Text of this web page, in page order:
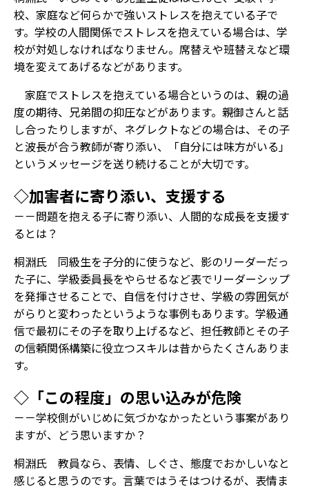
校、家庭など何らかで強いストレスを抱えている子で
す。学校の人間関係でストレスを抱えている場合は、学
校が対処しなければなりません。席替えや班替えなど環
境を変えてあげるなどがあります。
家庭でストレスを抱えている場合というのは、親の過
度の期待、兄弟間の抑圧などがあります。親御さんと話
し合ったりしますが、ネグレクトなどの場合は、その子
と波長が合う教師が寄り添い、「自分には味方がいる」
というメッセージを送り続けることが大切です。
◇加害者に寄り添い、支援する
－－問題を抱える子に寄り添い、人間的な成長を支援す
るとは？
桐淵氏 同級生を子分的に使うなど、影のリーダーだっ
た子に、学級委員長をやらせるなど表でリーダーシップ
を発揮させることで、自信を付けさせ、学級の雰囲気が
がらりと変わったというような事例もあります。学級通
信で最初にその子を取り上げるなど、担任教師とその子
の信頼関係構築に役立つスキルは昔からたくさんありま
す。
◇「この程度」の思い込みが危険
－－学校側がいじめに気づかなかったという事案があり
ますが、どう思いますか？
桐淵氏 教員なら、表情、しぐさ、態度でおかしいなと
感じると思うのです。言葉ではうそはつけるが、表情ま